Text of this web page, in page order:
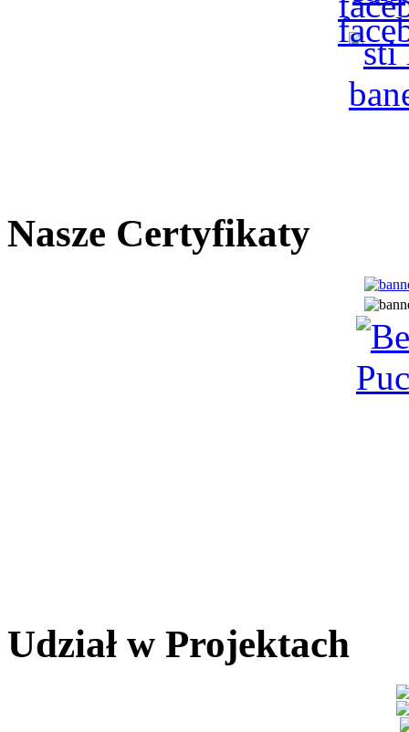
Nasze Certyfikaty
Udział w Projektach